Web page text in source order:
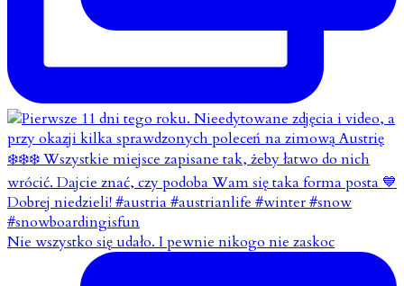
Nie wszystko się udało. I pewnie nikogo nie zaskoc